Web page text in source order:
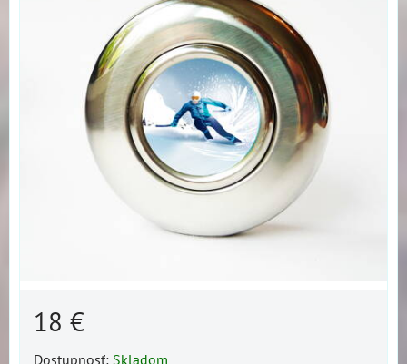
18 €
Dostupnosť: Skladom